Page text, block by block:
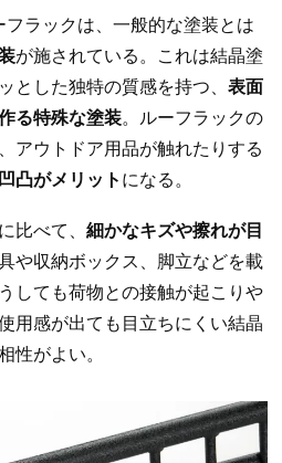
ラックは、一般的な塗装とは
が施されている。これは結晶塗
とした独特の質感を持つ、 表面
る特殊な塗装。ルーフラックの
アウトドア用品が触れたりする
凸がメリット になる。
比べて、 細かなキズや擦れが目
や収納ボックス、脚立などを載
しても荷物との接触が起こりや
用感が出ても目立ちにくい結晶
性がよい。